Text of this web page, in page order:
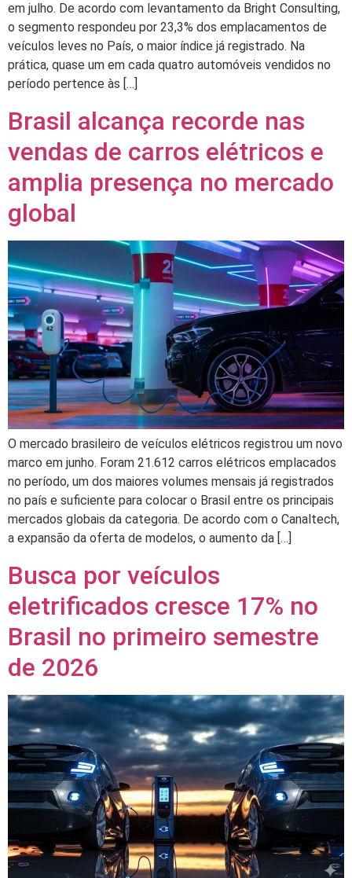
em julho. De acordo com levantamento da Bright Consulting,
o segmento respondeu por 23,3% dos emplacamentos de
veículos leves no País, o maior índice já registrado. Na
prática, quase um em cada quatro automóveis vendidos no
período pertence às […]
Brasil alcança recorde nas
vendas de carros elétricos e
amplia presença no mercado
global
O mercado brasileiro de veículos elétricos registrou um novo
marco em junho. Foram 21.612 carros elétricos emplacados
no período, um dos maiores volumes mensais já registrados
no país e suficiente para colocar o Brasil entre os principais
mercados globais da categoria. De acordo com o Canaltech,
a expansão da oferta de modelos, o aumento da […]
Busca por veículos
eletrificados cresce 17% no
Brasil no primeiro semestre
de 2026